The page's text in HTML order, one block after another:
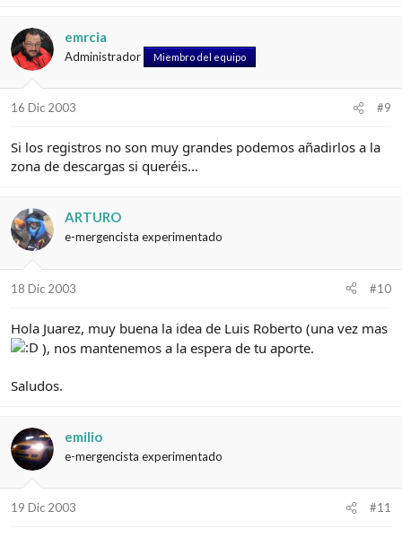
emrcia
Administrador Miembro del equipo
16 Dic 2003 #9
Si los registros no son muy grandes podemos añadirlos a la
zona de descargas si queréis...
ARTURO
e-mergencista experimentado
18 Dic 2003 #10
Hola Juarez, muy buena la idea de Luis Roberto (una vez mas
), nos mantenemos a la espera de tu aporte.
Saludos.
emilio
e-mergencista experimentado
19 Dic 2003 #11